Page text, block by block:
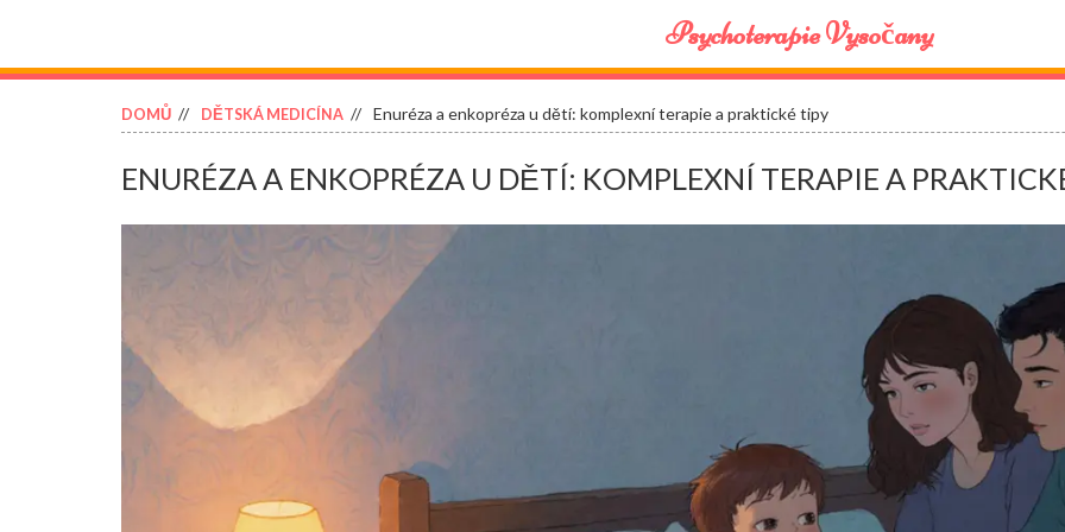
Psychoterapie Vysočany
DOMŮ DĚTSKÁ MEDICÍNA Enuréza a enkopréza u dětí: komplexní terapie a praktické tipy
ENURÉZA A ENKOPRÉZA U DĚTÍ: KOMPLEXNÍ TERAPIE A